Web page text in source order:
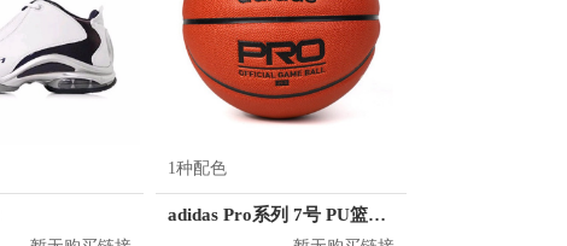
1种配色
adidas Pro系列 7号 PU篮球 DY7891